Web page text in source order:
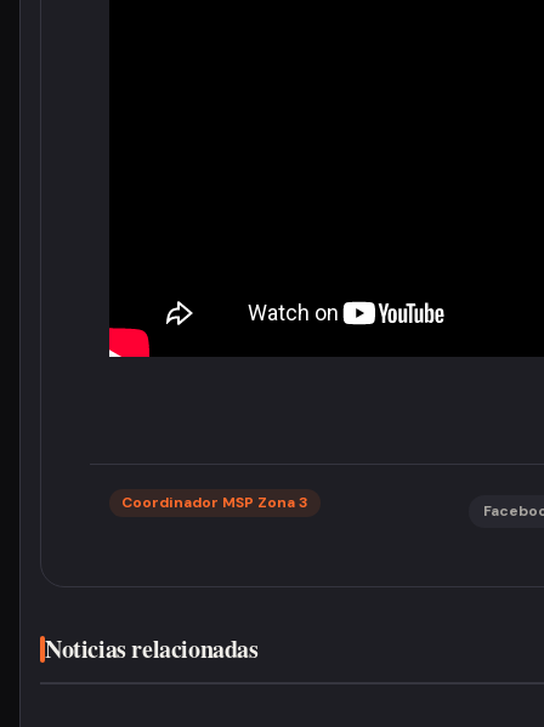
Coordinador MSP Zona 3
Noticias relacionadas